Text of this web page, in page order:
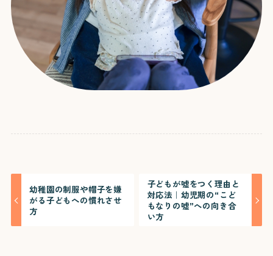
幼稚園の制服や帽子を嫌
がる子どもへの慣れさせ
方
子どもが嘘をつく理由と
対応法｜幼児期の“こど
もなりの嘘”への向き合
い方